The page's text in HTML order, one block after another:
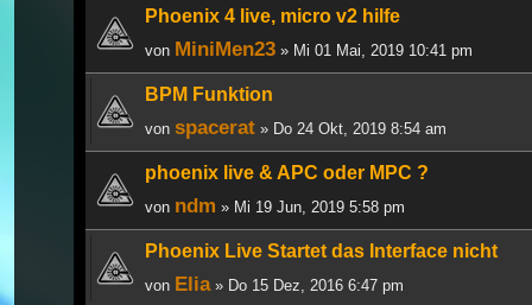
Phoenix 4 live, micro v2 hilfe
von MiniMen23 » Mi 01 Mai, 2019 10:41 pm
BPM Funktion
von spacerat » Do 24 Okt, 2019 8:54 am
phoenix live & APC oder MPC ?
von ndm » Mi 19 Jun, 2019 5:58 pm
Phoenix Live Startet das Interface nicht
von Elia» Do 15 Dez, 2016 6:47 pm